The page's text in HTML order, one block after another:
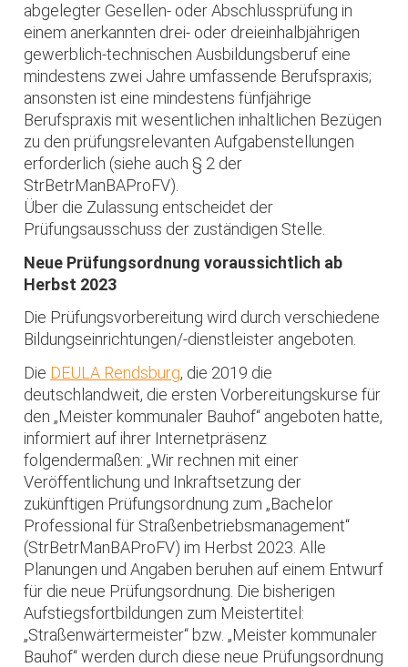
abgelegter Gesellen- oder Abschlussprüfung in
einem anerkannten drei- oder dreieinhalbjährigen
gewerblich-technischen Ausbildungsberuf eine
mindestens zwei Jahre umfassende Berufspraxis;
ansonsten ist eine mindestens fünfjährige
Berufspraxis mit wesentlichen inhaltlichen Bezügen
zu den prüfungsrelevanten Aufgabenstellungen
erforderlich (siehe auch § 2 der
StrBetrManBAProFV).
Über die Zulassung entscheidet der
Prüfungsausschuss der zuständigen Stelle.
Neue Prüfungsordnung voraussichtlich ab
Herbst 2023
Die Prüfungsvorbereitung wird durch verschiedene
Bildungseinrichtungen/-dienstleister angeboten.
Die DEULA Rendsburg, die 2019 die
deutschlandweit, die ersten Vorbereitungskurse für
den „Meister kommunaler Bauhof“ angeboten hatte,
informiert auf ihrer Internetpräsenz
folgendermaßen: „Wir rechnen mit einer
Veröffentlichung und Inkraftsetzung der
zukünftigen Prüfungsordnung zum „Bachelor
Professional für Straßenbetriebsmanagement“
(StrBetrManBAProFV) im Herbst 2023. Alle
Planungen und Angaben beruhen auf einem Entwurf
für die neue Prüfungsordnung. Die bisherigen
Aufstiegsfortbildungen zum Meistertitel:
„Straßenwärtermeister“ bzw. „Meister kommunaler
Bauhof“ werden durch diese neue Prüfungsordnung